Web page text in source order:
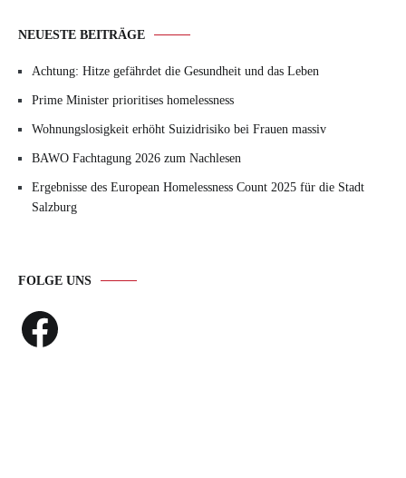
NEUESTE BEITRÄGE
Achtung: Hitze gefährdet die Gesundheit und das Leben
Prime Minister prioritises homelessness
Wohnungslosigkeit erhöht Suizidrisiko bei Frauen massiv
BAWO Fachtagung 2026 zum Nachlesen
Ergebnisse des European Homelessness Count 2025 für die Stadt
Salzburg
FOLGE UNS
Facebook